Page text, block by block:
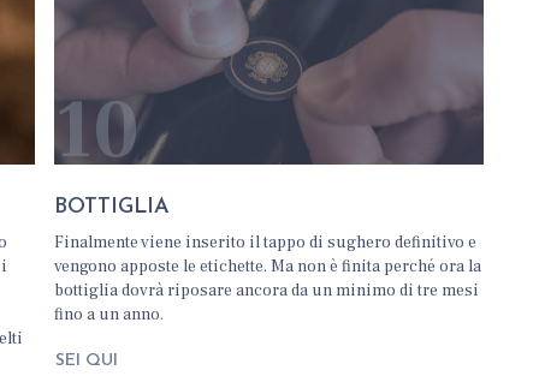
10
BOTTIGLIA
Finalmente viene inserito il tappo di sughero definitivo e
vengono apposte le etichette. Ma non è finita perché ora la
bottiglia dovrà riposare ancora da un minimo di tre mesi
fino a un anno.
SEI QUI